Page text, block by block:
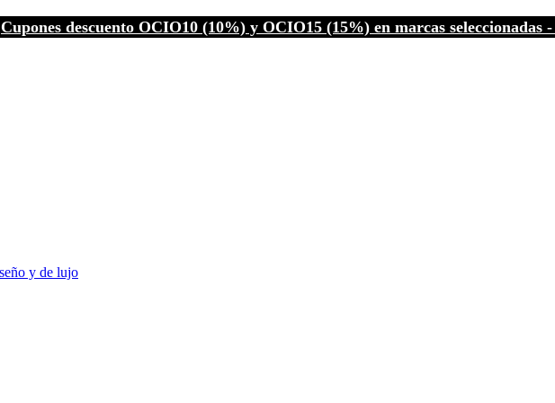
Cupones descuento OCIO10 (10%) y OCIO15 (15%) en marcas seleccionadas